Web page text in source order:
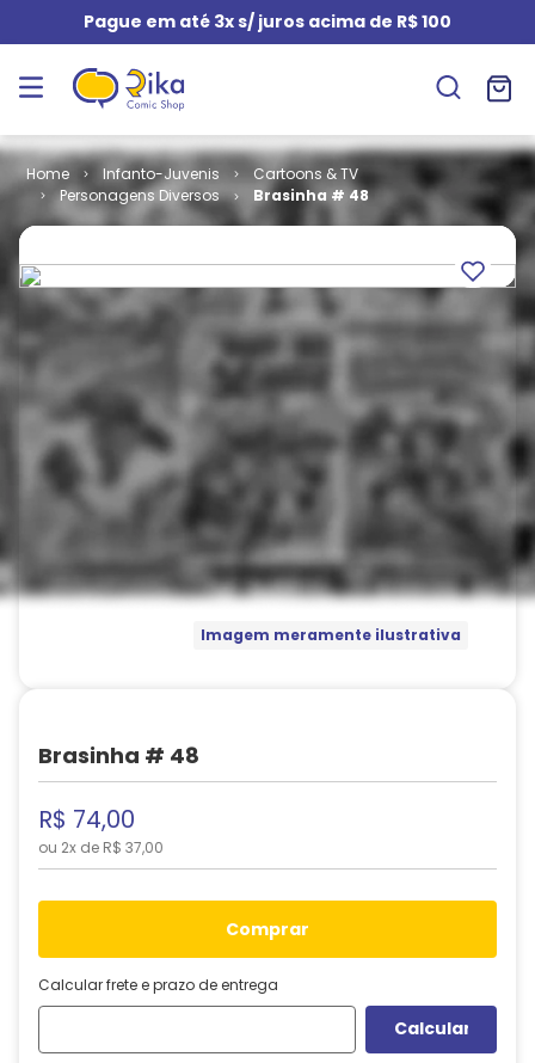
Pague em até 3x s/ juros acima de R$ 100
Infanto-Juvenis
Cartoons & TV
Personagens Diversos
Brasinha # 48
Imagem meramente ilustrativa
Brasinha # 48
R$ 74,00
ou 2x de R$ 37,00
comprar
Calcular frete e prazo de entrega